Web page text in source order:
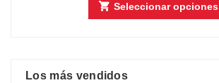
Seleccionar opciones
Los más vendidos